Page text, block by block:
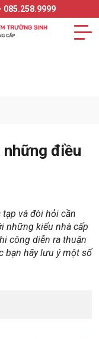
085.258.9999
những điều
và đòi hỏi cần
những kiểu nhà cấp
công diễn ra thuận
bạn hãy lưu ý một số